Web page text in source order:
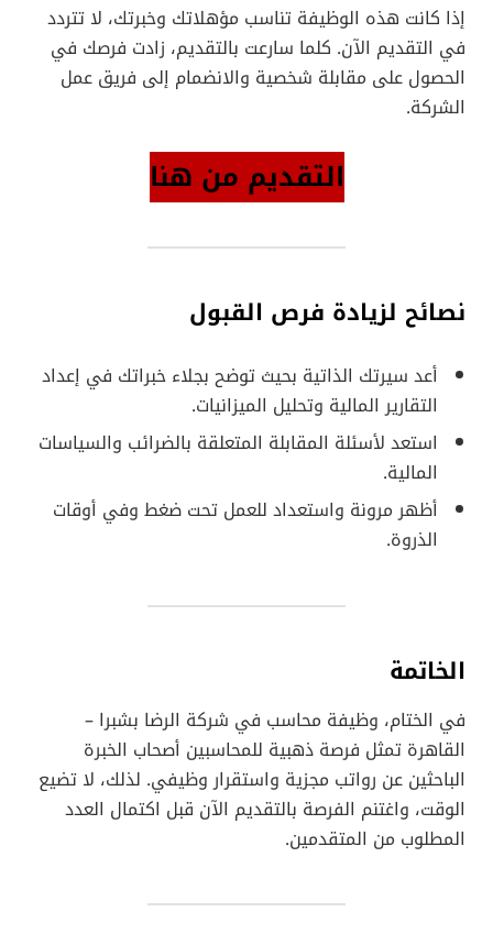
إذا كانت هذه الوظيفة تناسب مؤهلاتك وخبرتك، لا تتردد
في التقديم الآن. كلما سارعت بالتقديم، زادت فرصك في
الحصول على مقابلة شخصية والانضمام إلى فريق عمل
الشركة.
التقديم من هنا
نصائح لزيادة فرص القبول
أعد سيرتك الذاتية بحيث توضح بجلاء خبراتك في إعداد
التقارير المالية وتحليل الميزانيات.
استعد لأسئلة المقابلة المتعلقة بالضرائب والسياسات
المالية.
أظهر مرونة واستعداد للعمل تحت ضغط وفي أوقات
الذروة.
الخاتمة
في الختام، وظيفة محاسب في شركة الرضا بشبرا –
القاهرة تمثل فرصة ذهبية للمحاسبين أصحاب الخبرة
الباحثين عن رواتب مجزية واستقرار وظيفي. لذلك، لا تضيع
الوقت، واغتنم الفرصة بالتقديم الآن قبل اكتمال العدد
المطلوب من المتقدمين.